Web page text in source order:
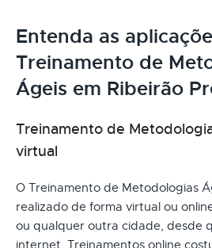
Entenda as
Treinamento de
Ágeis em Ribeirão
Treinamento de
virtual
O Treinamento de Metodologias
realizado de forma virtual ou
ou qualquer outra cidade, desde
internet. Treinamentos online